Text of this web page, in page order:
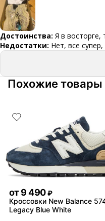
Достоинства: Я в восторге,
Недостатки: Нет, все
Похожие товары
от9 490 ₽
Кроссовки New Balance
Legacy Blue White